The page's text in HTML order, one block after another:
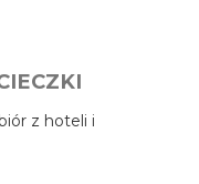
z hoteli i